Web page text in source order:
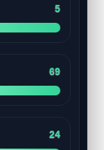
5
69
24